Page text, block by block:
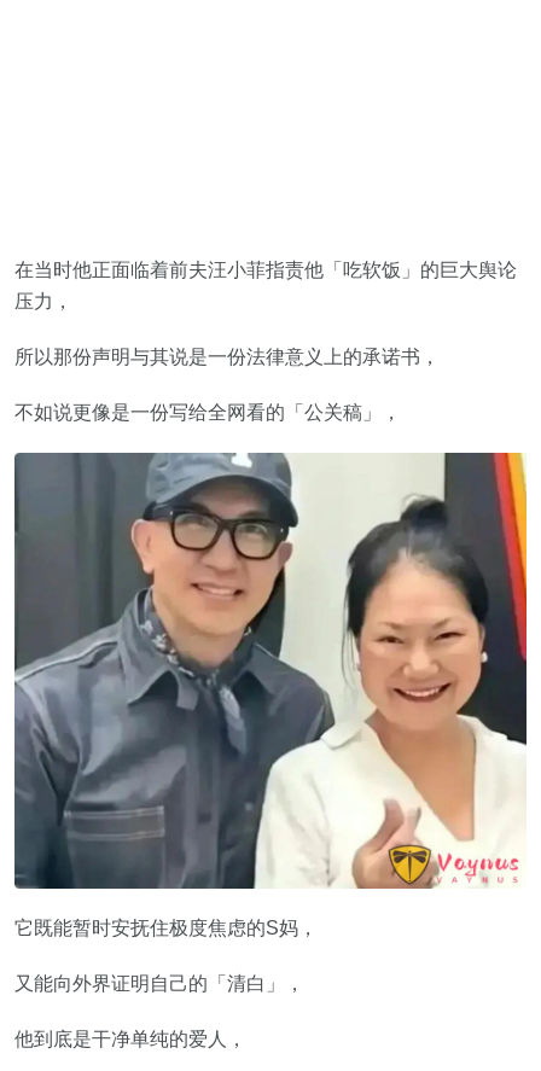
在当时他正面临着前夫汪小菲指责他「吃软饭」的巨大舆论
压力，
所以那份声明与其说是一份法律意义上的承诺书，
不如说更像是一份写给全网看的「公关稿」，
它既能暂时安抚住极度焦虑的S妈，
又能向外界证明自己的「清白」，
他到底是干净单纯的爱人，